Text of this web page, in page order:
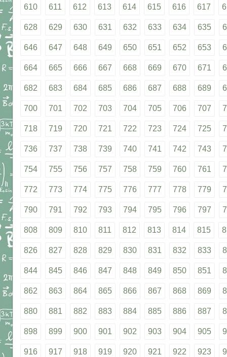
610 611 612 613 614 615 616 617
628 629 630 631 632 633 634 635
646 647 648 649 650 651 652 653
664 665 666 667 668 669 670 671
682 683 684 685 686 687 688 689
700 701 702 703 704 705 706 707
718 719 720 721 722 723 724 725
736 737 738 739 740 741 742 743
754 755 756 757 758 759 760 761
772 773 774 775 776 777 778 779
790 791 792 793 794 795 796 797
808 809 810 811 812 813 814 815
826 827 828 829 830 831 832 833
844 845 846 847 848 849 850 851
862 863 864 865 866 867 868 869
880 881 882 883 884 885 886 887
898 899 900 901 902 903 904 905
916 917 918 919 920 921 922 923